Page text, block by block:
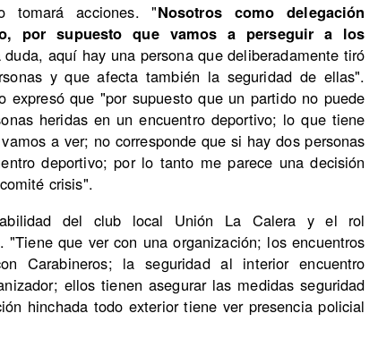
tomará acciones. "Nosotros como delegación
por supuesto que vamos a perseguir a los
duda, aquí hay una persona que deliberadamente tiró
y que afecta también la seguridad de ellas".
expresó que "por supuesto que un partido no puede
heridas en un encuentro deportivo; lo que tiene
a ver; no corresponde que si hay dos personas
deportivo; por lo tanto me parece una decisión
crisis".
del club local Unión La Calera y el rol
"Tiene que ver con una organización; los encuentros
Carabineros; la seguridad al interior encuentro
ellos tienen asegurar las medidas seguridad
hinchada todo exterior tiene ver presencia policial